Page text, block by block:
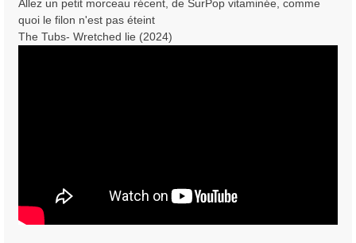
Allez un petit morceau récent, de SurPop vitaminée, comme
quoi le filon n'est pas éteint
The Tubs- Wretched lie (2024)